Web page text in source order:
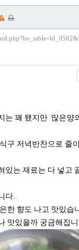
는 꽤 됐지만 많은양
구 저녁반찬으로 줄
있는 재료는 다 넣고
다.
한 향도 나고 맛있습
맛있을까 궁금해집